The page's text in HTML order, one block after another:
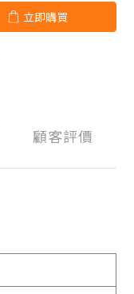
立即購買
顧客評價